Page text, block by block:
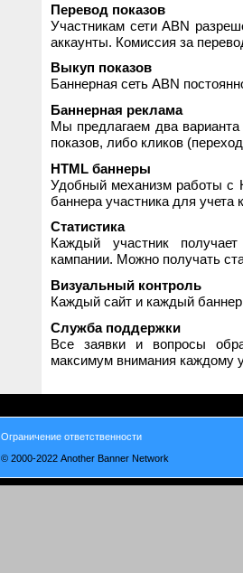
Перевод показов
Участникам сети ABN
аккаунты. Комиссия за
Выкуп показов
Баннерная сеть ABN
Баннерная реклама
Мы предлагаем два
показов, либо кликов
HTML баннеры
Удобный механизм работы с
баннера участника для
Статистика
Каждый участник
кампании. Можно получать
Визуальный контроль
Каждый сайт и каждый
Служба поддержки
Все заявки и вопросы
максимум внимания каждому
Ограничение ответственности
© 2000-2022 Another Banner Network